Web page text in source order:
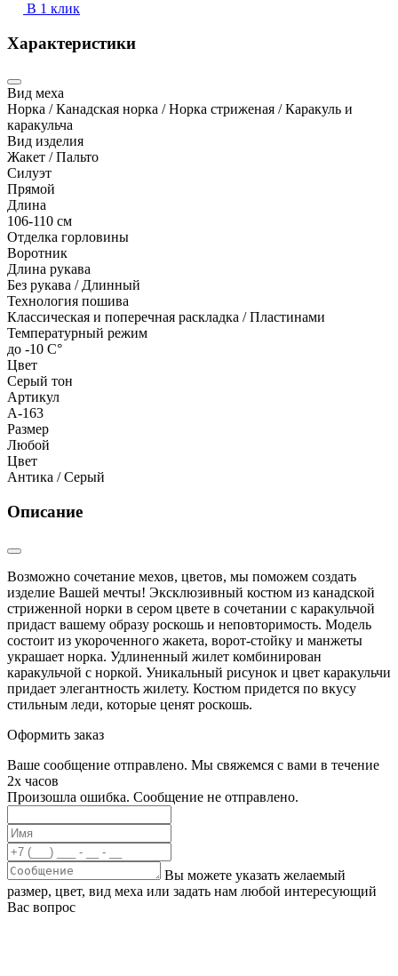
В 1 клик
Характеристики
Вид меха
Норка / Канадская норка / Норка стриженая / Каракуль и
каракульча
Вид изделия
Жакет / Пальто
Силуэт
Прямой
Длина
106-110 см
Отделка горловины
Воротник
Длина рукава
Без рукава / Длинный
Технология пошива
Классическая и поперечная раскладка / Пластинами
Температурный режим
до -10 С°
Цвет
Серый тон
Артикул
А-163
Размер
Любой
Цвет
Антика / Серый
Описание
Возможно сочетание мехов, цветов, мы поможем создать
изделие Вашей мечты! Эксклюзивный костюм из канадской
стриженной норки в сером цвете в сочетании с каракульчой
придаст вашему образу роскошь и неповторимость. Модель
состоит из укороченного жакета, ворот-стойку и манжеты
украшает норка. Удлиненный жилет комбинирован
каракульчой с норкой. Уникальный рисунок и цвет каракульчи
придает элегантность жилету. Костюм придется по вкусу
стильным леди, которые ценят роскошь.
Оформить заказ
Ваше сообщение отправлено. Мы свяжемся с вами в течение
2х часов
Произошла ошибка. Сообщение не отправлено.
Вы можете указать желаемый
размер, цвет, вид меха или задать нам любой интересующий
Вас вопрос